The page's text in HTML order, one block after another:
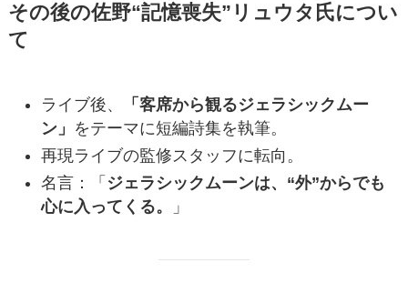
その後の佐野“記憶喪失”リュウタ氏につい
て
ライブ後、
「客席から観るジェラシックムー
ン」 をテーマに短編詩集を執筆。
再現ライブの監修スタッフに転向。
名言：「 ジェラシックムーンは、“外”からでも
心に入ってくる。
」